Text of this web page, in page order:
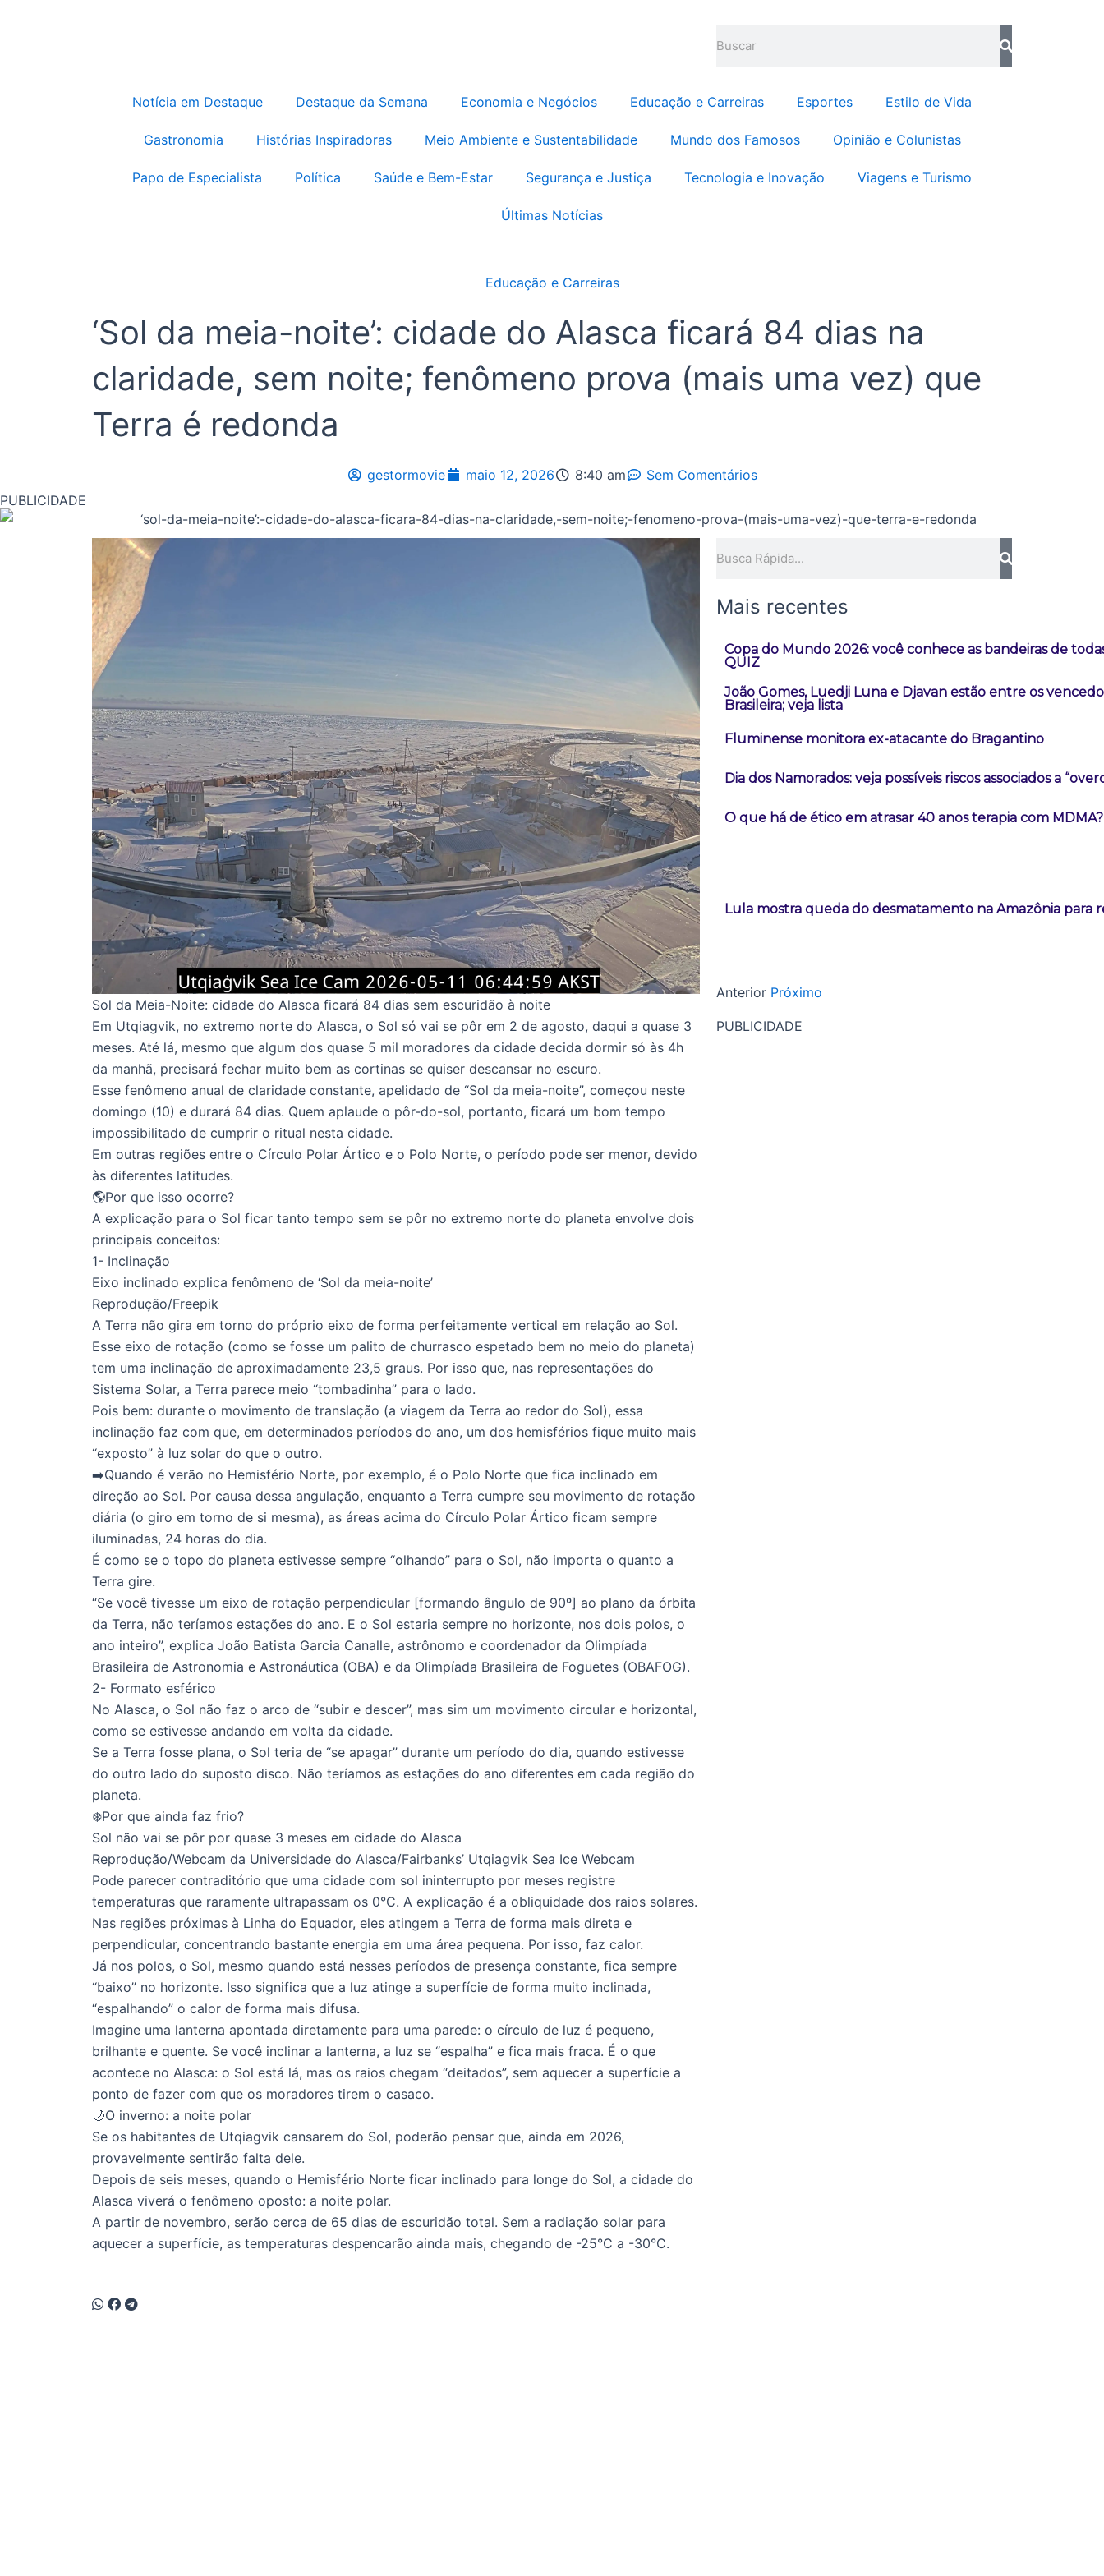
k
Notícia em Destaque Destaque da Semana Economia e Negócios Educação e Carreiras Esportes Estilo de Vida
Gastronomia Histórias Inspiradoras Meio Ambiente e Sustentabilidade Mundo dos Famosos Opinião e Colunistas
Papo de Especialista Política Saúde e Bem-Estar Segurança e Justiça Tecnologia e Inovação Viagens e Turismo
Últimas Notícias
Educação e Carreiras
‘Sol da meia-noite’: cidade do Alasca ficará 84 dias na
claridade, sem noite; fenômeno prova (mais uma vez) que
Terra é redonda
gestormovie maio 12, 2026 8:40 am
Sem Comentários
PUBLICIDADE
Sol da Meia-Noite: cidade do Alasca ficará 84 dias sem escuridão à noite
Em Utqiagvik, no extremo norte do Alasca, o Sol só vai se pôr em 2 de agosto, daqui a quase 3
meses. Até lá, mesmo que algum dos quase 5 mil moradores da cidade decida dormir só às 4h
da manhã, precisará fechar muito bem as cortinas se quiser descansar no escuro.
Esse fenômeno anual de claridade constante, apelidado de “Sol da meia-noite”, começou neste
domingo (10) e durará 84 dias. Quem aplaude o pôr-do-sol, portanto, ficará um bom tempo
impossibilitado de cumprir o ritual nesta cidade.
Em outras regiões entre o Círculo Polar Ártico e o Polo Norte, o período pode ser menor, devido
às diferentes latitudes.
🌎Por que isso ocorre?
A explicação para o Sol ficar tanto tempo sem se pôr no extremo norte do planeta envolve dois
principais conceitos:
1- Inclinação
Eixo inclinado explica fenômeno de ‘Sol da meia-noite’
Reprodução/Freepik
A Terra não gira em torno do próprio eixo de forma perfeitamente vertical em relação ao Sol.
Esse eixo de rotação (como se fosse um palito de churrasco espetado bem no meio do planeta)
tem uma inclinação de aproximadamente 23,5 graus. Por isso que, nas representações do
Sistema Solar, a Terra parece meio “tombadinha” para o lado.
Pois bem: durante o movimento de translação (a viagem da Terra ao redor do Sol), essa
inclinação faz com que, em determinados períodos do ano, um dos hemisférios fique muito mais
“exposto” à luz solar do que o outro.
➡️Quando é verão no Hemisfério Norte, por exemplo, é o Polo Norte que fica inclinado em
direção ao Sol. Por causa dessa angulação, enquanto a Terra cumpre seu movimento de rotação
diária (o giro em torno de si mesma), as áreas acima do Círculo Polar Ártico ficam sempre
iluminadas, 24 horas do dia.
É como se o topo do planeta estivesse sempre “olhando” para o Sol, não importa o quanto a
Terra gire.
“Se você tivesse um eixo de rotação perpendicular [formando ângulo de 90º] ao plano da órbita
da Terra, não teríamos estações do ano. E o Sol estaria sempre no horizonte, nos dois polos, o
ano inteiro”, explica João Batista Garcia Canalle, astrônomo e coordenador da Olimpíada
Brasileira de Astronomia e Astronáutica (OBA) e da Olimpíada Brasileira de Foguetes (OBAFOG).
2- Formato esférico
No Alasca, o Sol não faz o arco de “subir e descer”, mas sim um movimento circular e horizontal,
como se estivesse andando em volta da cidade.
Se a Terra fosse plana, o Sol teria de “se apagar” durante um período do dia, quando estivesse
do outro lado do suposto disco. Não teríamos as estações do ano diferentes em cada região do
planeta.
❄️Por que ainda faz frio?
Sol não vai se pôr por quase 3 meses em cidade do Alasca
Reprodução/Webcam da Universidade do Alasca/Fairbanks’ Utqiagvik Sea Ice Webcam
Pode parecer contraditório que uma cidade com sol ininterrupto por meses registre
temperaturas que raramente ultrapassam os 0°C. A explicação é a obliquidade dos raios solares.
Nas regiões próximas à Linha do Equador, eles atingem a Terra de forma mais direta e
perpendicular, concentrando bastante energia em uma área pequena. Por isso, faz calor.
Já nos polos, o Sol, mesmo quando está nesses períodos de presença constante, fica sempre
“baixo” no horizonte. Isso significa que a luz atinge a superfície de forma muito inclinada,
“espalhando” o calor de forma mais difusa.
Imagine uma lanterna apontada diretamente para uma parede: o círculo de luz é pequeno,
brilhante e quente. Se você inclinar a lanterna, a luz se “espalha” e fica mais fraca. É o que
acontece no Alasca: o Sol está lá, mas os raios chegam “deitados”, sem aquecer a superfície a
ponto de fazer com que os moradores tirem o casaco.
🌙O inverno: a noite polar
Se os habitantes de Utqiagvik cansarem do Sol, poderão pensar que, ainda em 2026,
provavelmente sentirão falta dele.
Depois de seis meses, quando o Hemisfério Norte ficar inclinado para longe do Sol, a cidade do
Alasca viverá o fenômeno oposto: a noite polar.
A partir de novembro, serão cerca de 65 dias de escuridão total. Sem a radiação solar para
aquecer a superfície, as temperaturas despencarão ainda mais, chegando de -25°C a -30°C.
Mais recentes
Copa do Mundo 2026: você conhece as bandeiras de
QUIZ
João Gomes, Luedji Luna e Djavan estão entre os
Brasileira; veja lista
Fluminense monitora ex-atacante do Bragantino
Dia dos Namorados: veja possíveis riscos associados a
O que há de ético em atrasar 40 anos terapia com MDMA?
Lula mostra queda do desmatamento na Amazônia para
Anterior Próximo
PUBLICIDADE